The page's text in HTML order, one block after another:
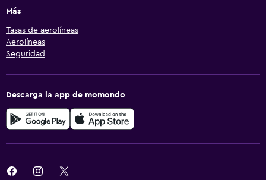
Más
Tasas de aerolíneas
Aerolíneas
Seguridad
Descarga la app de momondo